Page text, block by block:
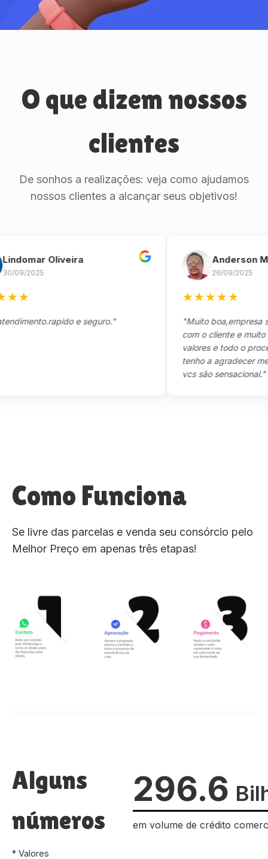
O que dizem nossos
clientes
De sonhos a realizações: veja como ajudamos
nossos clientes a alcançar seus objetivos!
Oliveira
2025
e seguro."
Anderson
26/09/2025
★★★
"Muito boa,empresa séria
com o cliente e muito
valores e todo o processo
tenho a agradecer
vcs são sensacional."
Como Funciona
Se livre das parcelas e venda seu consórcio pelo
Melhor Preço em apenas três etapas!
Alguns
números
* Valores
296.6
em volume de crédito